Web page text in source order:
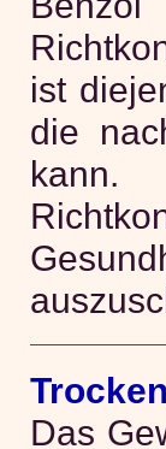
ist
die
Das